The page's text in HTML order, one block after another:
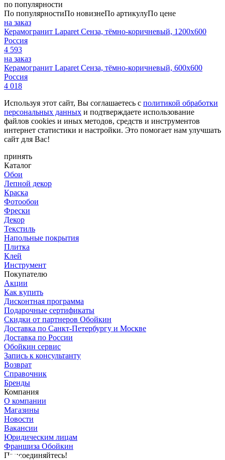
по популярности
По популярностиПо новизнеПо артикулуПо цене
на заказ
Керамогранит Laparet Сенза, тёмно-коричневый, 1200х600
Россия
4 593
на заказ
Керамогранит Laparet Сенза, тёмно-коричневый, 600х600
Россия
4 018
Используя этот сайт, Вы соглашаетесь с политикой обработки
персональных данных и подтверждаете использование
файлов cookies и иных методов, средств и инструментов
интернет статистики и настройки. Это помогает нам улучшать
сайт для Вас!
принять
Каталог
Обои
Лепной декор
Краска
Фотообои
Фрески
Декор
Текстиль
Напольные покрытия
Плитка
Клей
Инструмент
Покупателю
Акции
Как купить
Дисконтная программа
Подарочные сертификаты
Скидки от партнеров Обойкин
Доставка по Санкт-Петербургу и Москве
Доставка по России
Обойкин сервис
Запись к консультанту
Возврат
Справочник
Бренды
Компания
О компании
Магазины
Новости
Вакансии
Юридическим лицам
Франшиза Обойкин
Присоединяйтесь!